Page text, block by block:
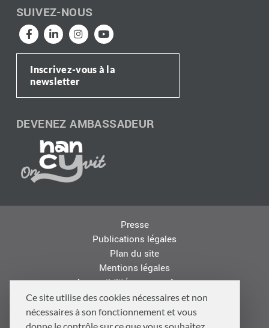
Ce site utilise des cookies nécessaires et non
nécessaires à son fonctionnement et vous
SUIVEZ-NOUS
Inscrivez-vous à la
newsletter
DEVENEZ AMBASSADEUR
Presse
Publications légales
Plan du site
Mentions légales
Accessibilité : non conforme
Les autres sites de la Métropole
Offres d'emploi